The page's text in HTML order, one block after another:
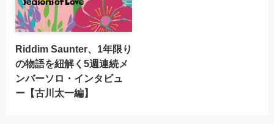
Riddim Saunter、1年限り
の物語を紐解く5週連続メ
ンバーソロ・インタビュ
ー【古川太一編】